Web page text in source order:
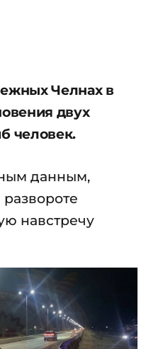
Челнах в
двух
человек.
данным,
навстречу